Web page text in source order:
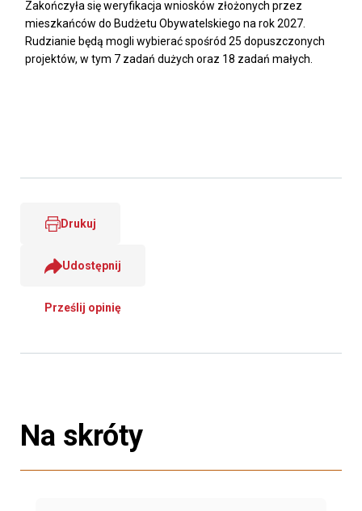
Zakończyła się weryfikacja wniosków złożonych przez
mieszkańców do Budżetu Obywatelskiego na rok 2027.
Rudzianie będą mogli wybierać spośród 25 dopuszczonych
projektów, w tym 7 zadań dużych oraz 18 zadań małych.
Drukuj
Udostępnij
Prześlij opinię
Na skróty